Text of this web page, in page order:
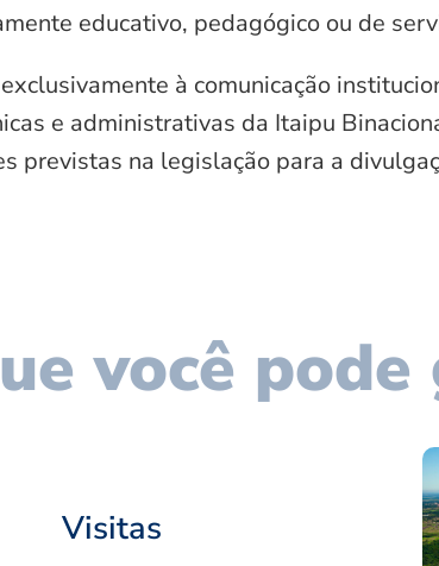
educativo, pedagógico ou de
à comunicação
e administrativas da Itaipu
previstas na legislação para a
você
Visitas